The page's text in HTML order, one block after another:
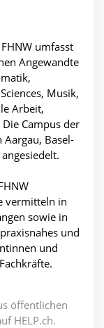
umfasst
Angewandte
Musik,
Arbeit,
Campus der
Basel-
vermitteln in
sowie in
und
und
öffentlichen
HELP.ch.